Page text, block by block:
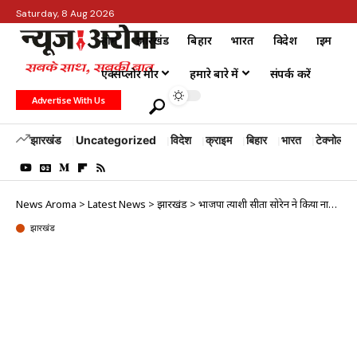
Saturday, 8 Aug 2026
होम झारखंड बिहार भारत विदेश क्राइम
एक्सप्लोर मोर हमारे बारे में संपर्क करें
Advertise With Us
झारखंड Uncategorized विदेश क्राइम बिहार भारत टेक्नोलॉजी
News Aroma > Latest News > झारखंड > भाजपा प्रत्याशी सीता सोरेन ने किया नामांकन, बाबूलाल मरांडी भी रहे मौजूद
झारखंड